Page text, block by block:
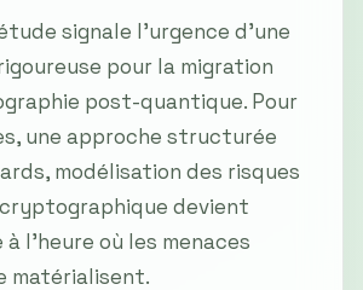
signale l'urgence d'une
pour la migration
post-quantique. Pour
une approche structurée
modélisation des risques
devient
l'heure où les menaces
matérialisent.